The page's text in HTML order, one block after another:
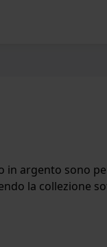
in argento sono
la collezione